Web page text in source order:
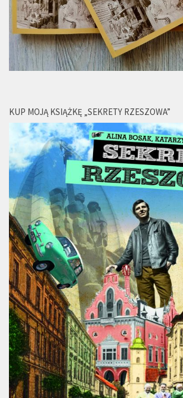
KUP MOJĄ KSIĄŻKĘ „SEKRETY RZESZOWA”